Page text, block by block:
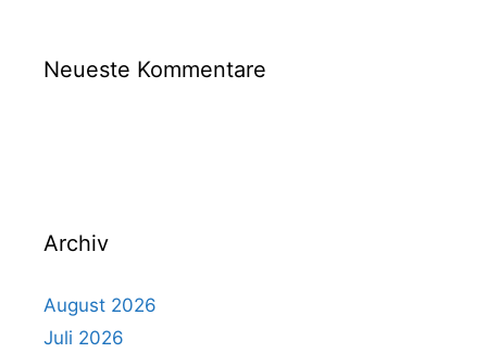
Neueste Kommentare
Archiv
August 2026
Juli 2026